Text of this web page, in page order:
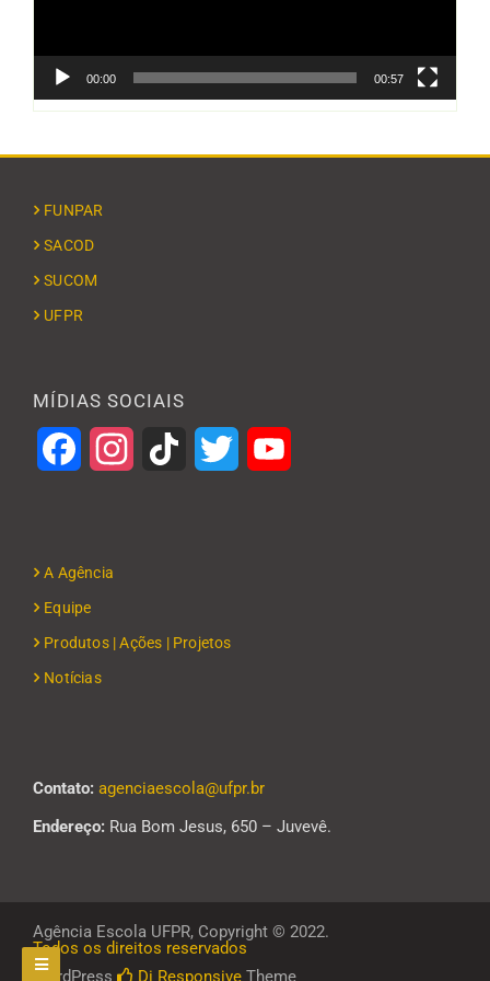
00:00 00:57
FUNPAR
SACOD
SUCOM
UFPR
MÍDIAS SOCIAIS
FacebookInstagramTikTok Twitter
A Agência
Equipe
Produtos | Ações | Projetos
Notícias
Contato: agenciaescola@ufpr.br
Endereço: Rua Bom Jesus, 650 – Juvevê.
Agência Escola UFPR, Copyright © 2022.
Todos os direitos reservados
WordPress
Di Responsive Theme